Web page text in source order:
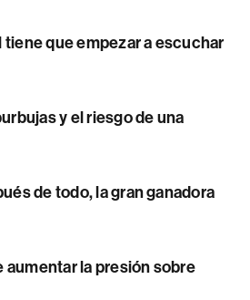
tiene que empezar a escuchar
y el riesgo de una
de todo, la gran ganadora
aumentar la presión sobre